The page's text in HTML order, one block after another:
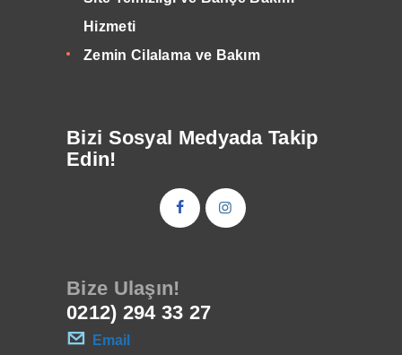
Hizmeti
Zemin Cilalama ve Bakım
Bizi Sosyal Medyada Takip
Edin!
Bize Ulaşın!
0212) 294 33 27
Email